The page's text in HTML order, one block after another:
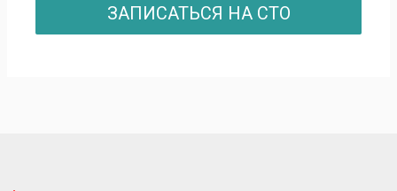
ЗАПИСАТЬСЯ НА СТО